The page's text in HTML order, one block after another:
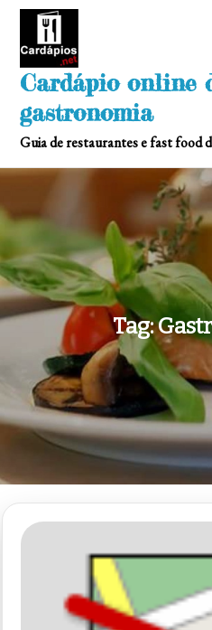
Skip
Cardápio online
gastronomia
Guia de restaurantes e fast food
Tag: